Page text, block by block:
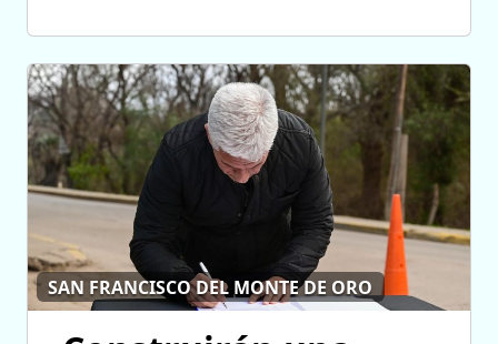
SAN FRANCISCO DEL MONTE DE ORO